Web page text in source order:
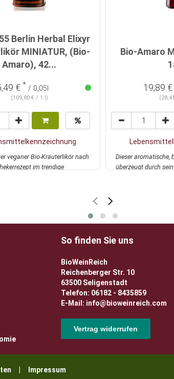
Berlin Herbal Elixyr
MINIATUR, (Bio-
Amaro), 42...
€ * / 0,05l
(109,80 € / 1 l)
veganer Bio-Kräuterlikör nach
im trendige
Bio-Amaro
19,89 €
Dieser aromatische,
überzeugt durch
So finden Sie uns
BioWeinReich
Reichenberger Str. 10
63500 Seligenstadt
Telefon: 06182 - 8435859
E-Mail: info@bioweinreich.com
Vertrag widerrufen
| Impressum